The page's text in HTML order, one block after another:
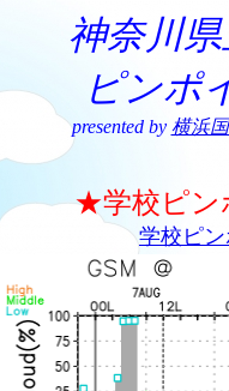
神奈川
ピンポ
presented by 横浜
★学校ピン
学校ピ